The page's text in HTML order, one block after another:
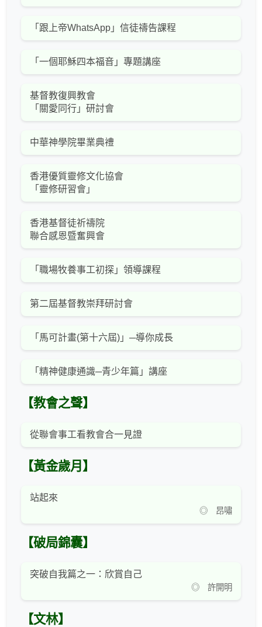
「跟上帝WhatsApp」信徒禱告課程
「一個耶穌四本福音」專題講座
基督教復興教會
「關愛同行」研討會
中華神學院畢業典禮
香港優質靈修文化協會
「靈修研習會」
香港基督徒祈禱院
聯合感恩暨奮興會
「職場牧養事工初探」領導課程
第二屆基督教崇拜研討會
「馬可計畫(第十六屆)」─導你成長
「精神健康通識─青少年篇」講座
【教會之聲】
從聯會事工看教會合一見證
【黃金歲月】
站起來
◎ 昂嘯
【破局錦囊】
突破自我篇之一：欣賞自己
◎ 許開明
【文林】